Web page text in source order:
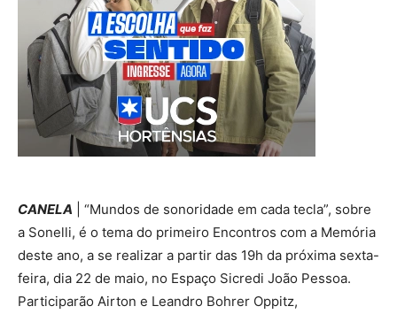
CANELA | “Mundos de sonoridade em cada tecla”, sobre
a Sonelli, é o tema do primeiro Encontros com a Memória
deste ano, a se realizar a partir das 19h da próxima sexta-
feira, dia 22 de maio, no Espaço Sicredi João Pessoa.
Participarão Airton e Leandro Bohrer Oppitz,